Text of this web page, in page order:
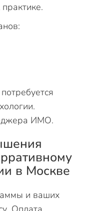
ИМО.
в Москве
и ваших